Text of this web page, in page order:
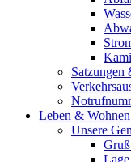
Satzungen
Leben & Wohnen
Unsere